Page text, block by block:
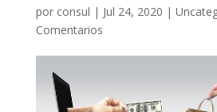
por consul | Jul 24, 2020 |
Comentarios